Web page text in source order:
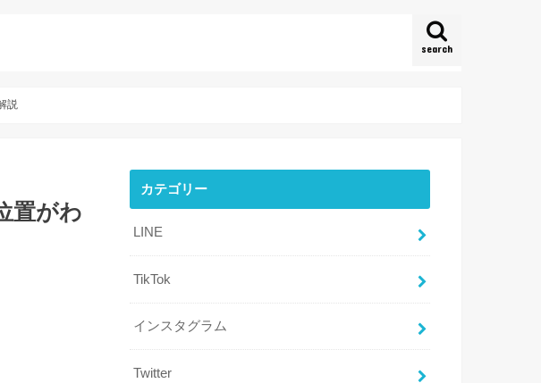
search
説
置がわ
カテゴリー
LINE
TikTok
インスタグラム
Twitter